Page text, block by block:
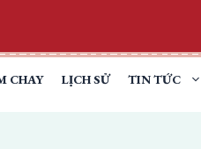
CHAY LỊCH SỬ TIN TỨC